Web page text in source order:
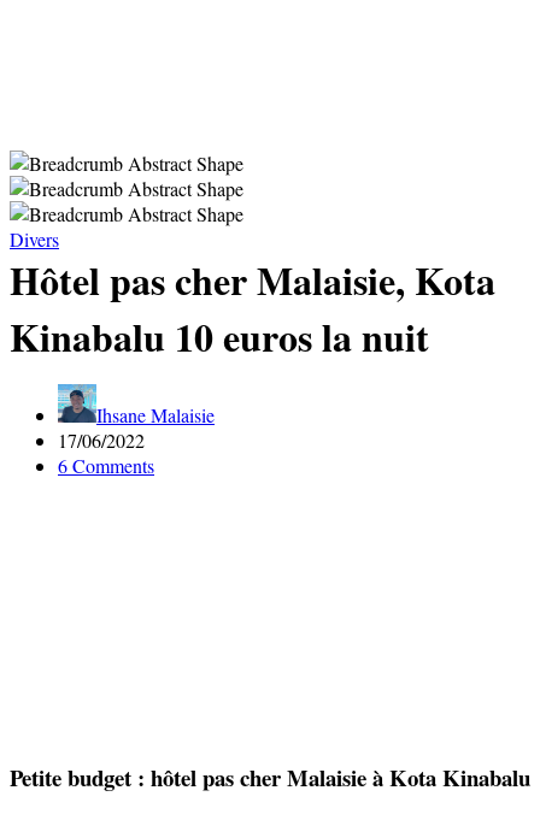
Divers
Hôtel pas cher Malaisie, Kota
Kinabalu 10 euros la nuit
Ihsane Malaisie
17/06/2022
6 Comments
Petite budget : hôtel pas cher Malaisie à Kota Kinabalu